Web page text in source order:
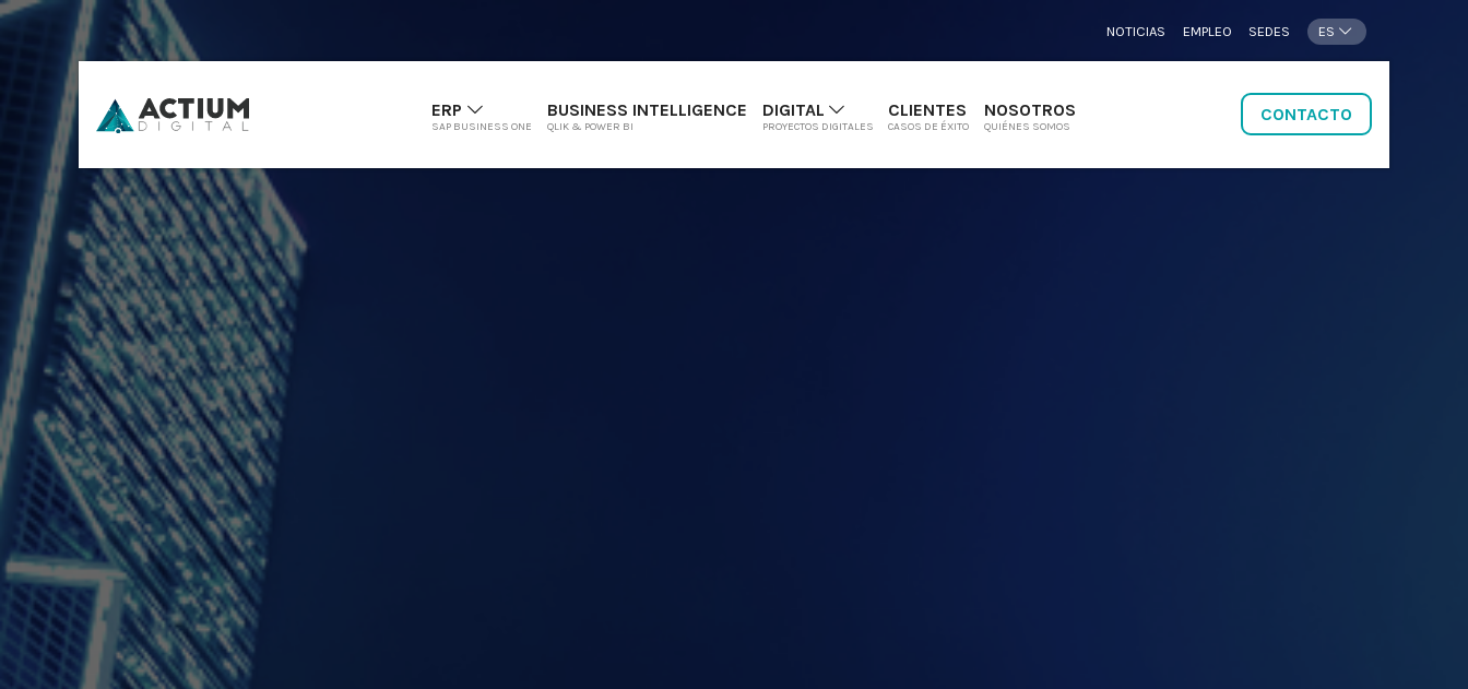
NOTICIAS EMPLEO SEDES ES
ERP
SAP BUSINESS ONE
BUSINESS INTELLIGENCE
QLIK & POWER BI
DIGITAL
PROYECTOS DIGITALES
CLIENTES
CASOS DE ÉXITO
NOSOTROS
QUIÉNES SOMOS
CONTACTO